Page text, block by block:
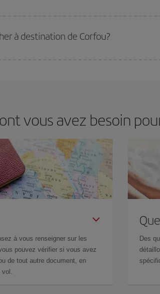
à destination de Corfou?
vous avez besoin
à vous renseigner sur les
pouvez vérifier si vous avez
de tout autre document, en
Des